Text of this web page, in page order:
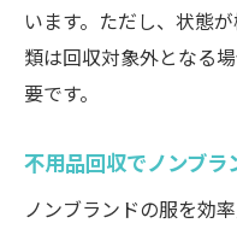
います。ただし、状態
類は回収対象外となる
要です。
不用品回収でノンブ
ノンブランドの服を効